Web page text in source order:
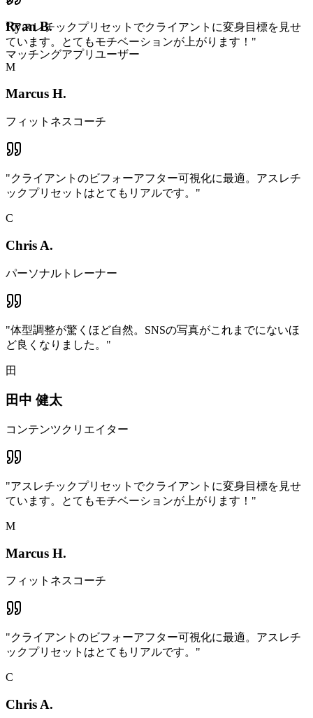
Ryan B.
マッチングアプリユーザー
"アスレチックプリセットでクライアントに変身目標を見せ
ています。とてもモチベーションが上がります！ "
M
Marcus H.
フィットネスコーチ
"クライアントのビフォーアフター可視化に最適。アスレチ
ックプリセットはとてもリアルです。 "
C
Chris A.
パーソナルトレーナー
"体型調整が驚くほど自然。SNSの写真がこれまでにないほ
ど良くなりました。 "
田
田中 健太
コンテンツクリエイター
"アスレチックプリセットでクライアントに変身目標を見せ
ています。とてもモチベーションが上がります！ "
M
Marcus H.
フィットネスコーチ
"クライアントのビフォーアフター可視化に最適。アスレチ
ックプリセットはとてもリアルです。 "
C
Chris A.